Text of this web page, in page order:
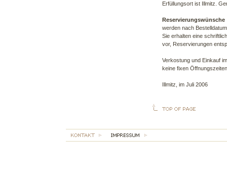
Erfüllungsort ist Illmitz.
Reservierungswünsche
werden nach
Sie erhalten eine
vor, Reservierungen
Verkostung und Einkauf
keine fixen
Illmitz, im Juli 2006